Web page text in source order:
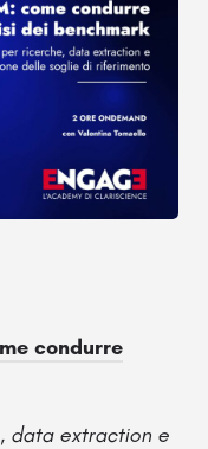
condurre
data extraction e